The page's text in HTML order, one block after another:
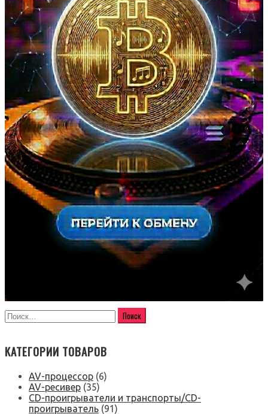
КАТЕГОРИИ ТОВАРОВ
AV-процессор (6)
AV-ресивер (35)
CD-проигрыватели и транспорты/CD-
проигрыватель (91)